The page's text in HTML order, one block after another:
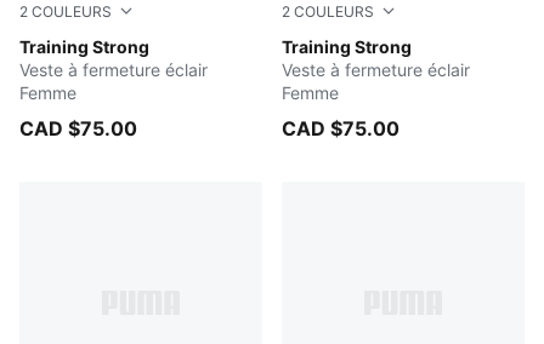
2 COULEURS
Training Strong
GREEN TERRAIN
Veste à fermeture éclair
Femme
CAD $75.00
2 COULEURS
Training Strong
PUMA BLACK
Veste à fermeture éclair
Femme
CAD $75.00